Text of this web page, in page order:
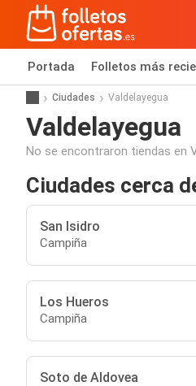
Portada Folletos más
Ciudades Valdelayegua
Valdelayegua
No se encontraron tiendas en
Ciudades cerca
San Isidro
Campiña
Los Hueros
Campiña
Soto de Aldovea